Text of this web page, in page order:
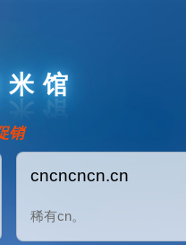
馆
销
cncncncn.cn
稀有cn。